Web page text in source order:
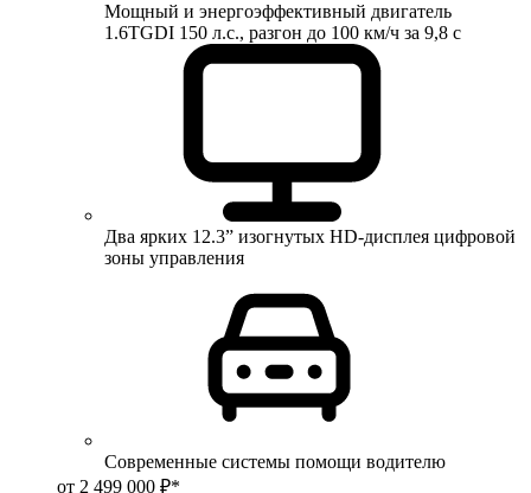
Мощный и энергоэффективный двигатель
1.6TGDI 150 л.с., разгон до 100 км/ч за 9,8 с
Два ярких 12.3” изогнутых HD-дисплея цифровой
зоны управления
Современные системы помощи водителю
от 2 499 000 ₽*